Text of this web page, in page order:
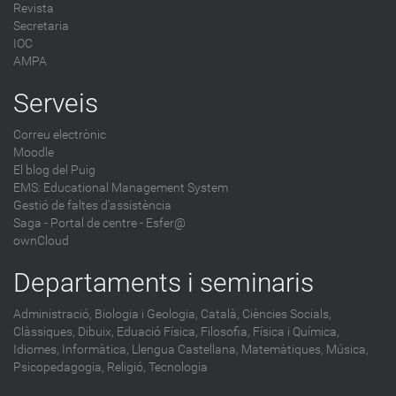
Revista
Secretaria
IOC
AMPA
Serveis
Correu electrònic
Moodle
El blog del Puig
EMS: Educational Management System
Gestió de faltes d'assistència
Saga - Portal de centre - Esfer@
ownCloud
Departaments i seminaris
Administració, Biologia i Geologia, Català, Ciències Socials,
Clàssiques, Dibuix, Eduació Física, Filosofia, Física i Química,
Idiomes, Informàtica, Llengua Castellana, Matemàtiques, Música,
Psicopedagogia, Religió, Tecnologia